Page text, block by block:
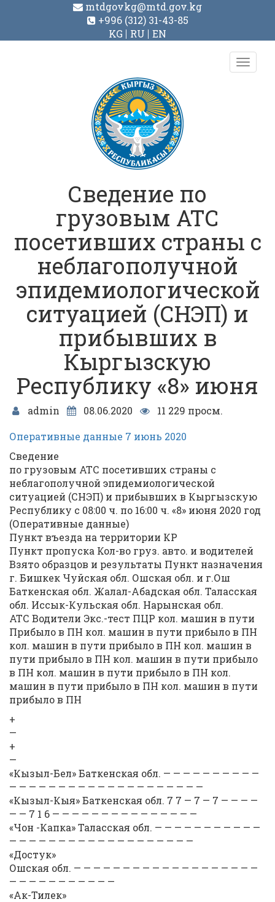
mtdgovkg@mtd.gov.kg
+996 (312) 31-43-85
KG
RU EN
Toggle
Сведение по
грузовым АТС
посетивших страны с
неблагополучной
эпидемиологической
ситуацией (СНЭП) и
прибывших в
Кыргызскую
Республику «8» июня
admin 08.06.2020
11 229 просм.
Оперативные данные 7 июнь 2020
Сведение
по грузовым АТС посетивших страны с
неблагополучной эпидемиологической
ситуацией (СНЭП) и прибывших в Кыргызскую
Республику с 08:00 ч. по 16:00 ч. «8» июня 2020 год
(Оперативные данные)
Пункт въезда на территории КР
Пункт пропуска Кол-во груз. авто. и водителей
Взято образцов и результаты Пункт назначения
г. Бишкек Чуйская обл. Ошская обл. и г.Ош
Баткенская обл. Жалал-Абадская обл. Таласская
обл. Иссык-Кульская обл. Нарынская обл.
АТС Водители Экс.-тест ПЦР кол. машин в пути
Прибыло в ПН кол. машин в пути прибыло в ПН
кол. машин в пути прибыло в ПН кол. машин в
пути прибыло в ПН кол. машин в пути прибыло
в ПН кол. машин в пути прибыло в ПН кол.
машин в пути прибыло в ПН кол. машин в пути
прибыло в ПН
+
—
+
—
«Кызыл-Бел» Баткенская обл. — — — — — — — — — —
— — — — — — — — — — — — — — — — — — — —
«Кызыл-Кыя» Баткенская обл. 7 7 — 7 — 7 — — — —
— — 7 1 6 — — — — — — — — — — — — — — —
«Чон -Капка» Таласская обл. — — — — — — — — — — —
— — — — — — — — — — — — — — — — — — —
«Достук»
Ошская обл. — — — — — — — — — — — — — — — — — — —
— — — — — — — — — — —
«Ак-Тилек»